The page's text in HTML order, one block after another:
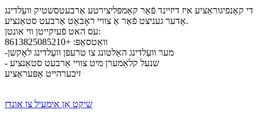
די קאָנפיגוראַציע איז דיזיינד פֿאַר קאָמפּליצירטע אַרבעטסשטיק וועַלדינג
אָדער געניצט פֿאַר אַ צוויי ראָבאָט אַרבעט סטאַנציע.
עס האט פֿעיִקייטן ווי אונטן:
וואַטסאַפּ: +8613825085210
-מער וועַלדינג האַלטונג צו טרעפן וועַלדינג לאָקשן
- שנעל קלאַמערן מיט צוויי אַרבעט סטאַנציע
זיכערהייט אָפּעראַציע
שיקט אַן אימעיל צו אונדז